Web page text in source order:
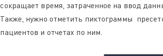
сокращает время, затраченное на ввод
Также, нужно отметить пиктограммы
пациентов и отчетах по ним.